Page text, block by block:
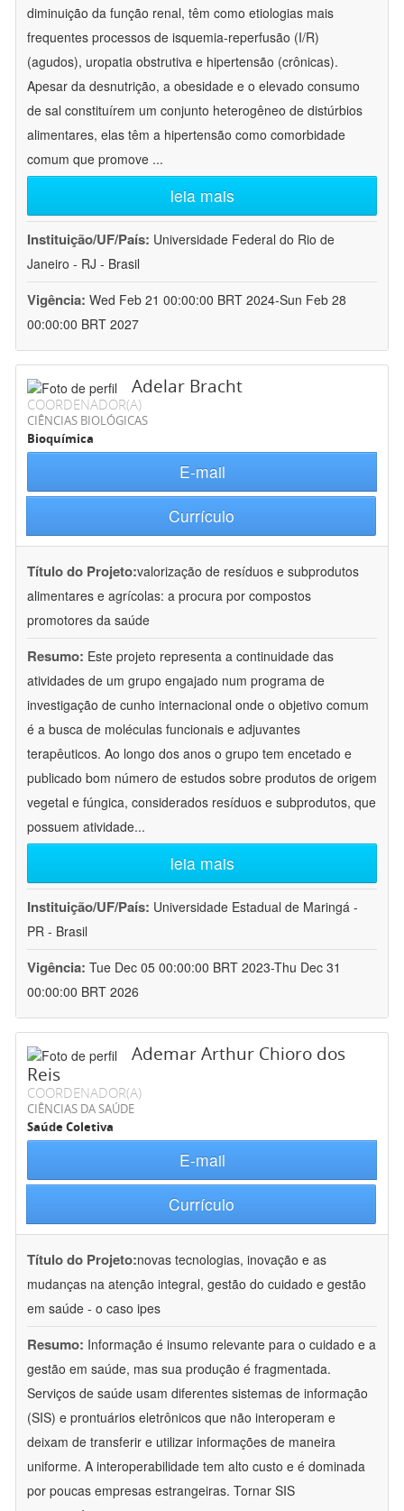
diminuição da função renal, têm como etiologias mais
frequentes processos de isquemia-reperfusão (I/R)
(agudos), uropatia obstrutiva e hipertensão (crônicas).
Apesar da desnutrição, a obesidade e o elevado consumo
de sal constituírem um conjunto heterogêneo de distúrbios
alimentares, elas têm a hipertensão como comorbidade
comum que promove ...
leia mais
Instituição/UF/País: Universidade Federal do Rio de
Janeiro - RJ - Brasil
Vigência: Wed Feb 21 00:00:00 BRT 2024-Sun Feb 28
00:00:00 BRT 2027
Adelar Bracht
COORDENADOR(A)
CIÊNCIAS BIOLÓGICAS
Bioquímica
E-mail
Currículo
Título do Projeto:valorização de resíduos e subprodutos
alimentares e agrícolas: a procura por compostos
promotores da saúde
Resumo: Este projeto representa a continuidade das
atividades de um grupo engajado num programa de
investigação de cunho internacional onde o objetivo comum
é a busca de moléculas funcionais e adjuvantes
terapêuticos. Ao longo dos anos o grupo tem encetado e
publicado bom número de estudos sobre produtos de origem
vegetal e fúngica, considerados resíduos e subprodutos, que
possuem atividade...
leia mais
Instituição/UF/País: Universidade Estadual de Maringá -
PR - Brasil
Vigência: Tue Dec 05 00:00:00 BRT 2023-Thu Dec 31
00:00:00 BRT 2026
Ademar Arthur Chioro dos
Reis
COORDENADOR(A)
CIÊNCIAS DA SAÚDE
Saúde Coletiva
E-mail
Currículo
Título do Projeto:novas tecnologias, inovação e as
mudanças na atenção integral, gestão do cuidado e gestão
em saúde - o caso ipes
Resumo: Informação é insumo relevante para o cuidado e a
gestão em saúde, mas sua produção é fragmentada.
Serviços de saúde usam diferentes sistemas de informação
(SIS) e prontuários eletrônicos que não interoperam e
deixam de transferir e utilizar informações de maneira
uniforme. A interoperabilidade tem alto custo e é dominada
por poucas empresas estrangeiras. Tornar SIS